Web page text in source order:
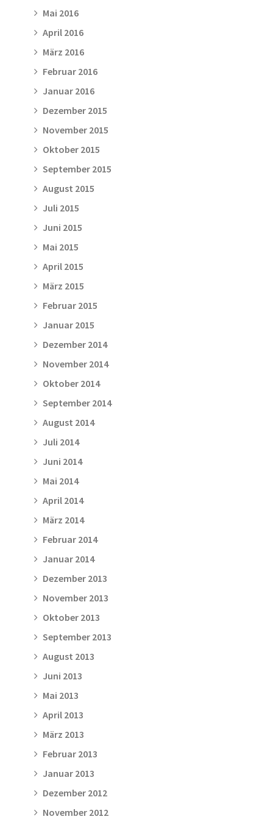
Mai 2016
April 2016
März 2016
Februar 2016
Januar 2016
Dezember 2015
November 2015
Oktober 2015
September 2015
August 2015
Juli 2015
Juni 2015
Mai 2015
April 2015
März 2015
Februar 2015
Januar 2015
Dezember 2014
November 2014
Oktober 2014
September 2014
August 2014
Juli 2014
Juni 2014
Mai 2014
April 2014
März 2014
Februar 2014
Januar 2014
Dezember 2013
November 2013
Oktober 2013
September 2013
August 2013
Juni 2013
Mai 2013
April 2013
März 2013
Februar 2013
Januar 2013
Dezember 2012
November 2012